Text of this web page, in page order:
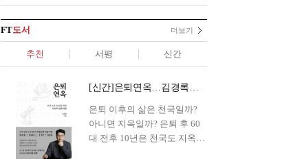
FT도서 더보기
추천 서평 신간
[신간]은퇴연옥…김경록의 은퇴 후 삶의 나침반
은퇴 이후의 삶은 천국일까?
아니면 지옥일까? 은퇴 후 60
대 전후 10년은 천국도 지옥도